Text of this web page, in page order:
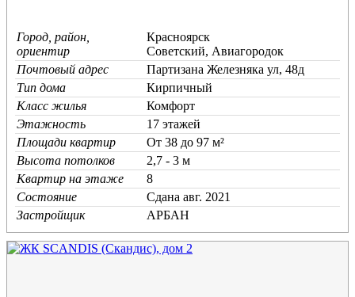
Город, район,
ориентир
Красноярск
Советский, Авиагородок
Почтовый адрес
Партизана Железняка ул, 48д
Тип дома
Кирпичный
Класс жилья
Комфорт
Этажность
17 этажей
Площади квартир
От 38 до 97 м²
Высота потолков
2,7 - 3 м
Квартир на этаже
8
Состояние
Cдана авг. 2021
Застройщик
АРБАН